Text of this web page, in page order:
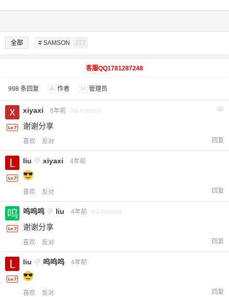
全部 # SAMSON 277
客服QQ1781287248
998 条回复 A 作者 M 管理员
xiyaxi 6年前 via Android
谢谢分享
喜欢 反对 回复
liu @ xiyaxi 4年前
喜欢 反对 回复
呜呜呜 @ liu 4年前 via Android
谢谢分享
喜欢 反对 回复
liu @ 呜呜呜 4年前
喜欢 反对 回复